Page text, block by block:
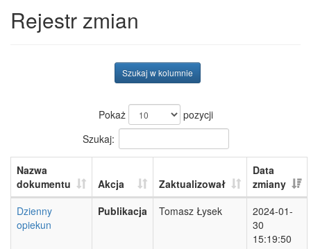
Rejestr zmian
Szukaj w kolumnie
Pokaż
pozycji
Szukaj:
Nazwa
dokumentu
Akcja Zaktualizował
Data
zmiany
Dzienny
opiekun
Publikacja Tomasz Łysek
2024-01-
30
15:19:50